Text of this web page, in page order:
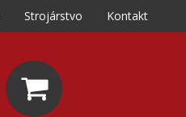
Strojárstvo Kontakt